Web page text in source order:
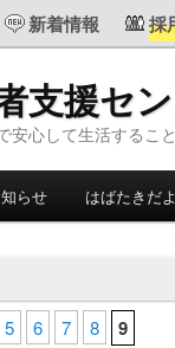
新着情報 採
支援セ
心して生活するこ
らせ はばたきだ
5 6 7 8 9